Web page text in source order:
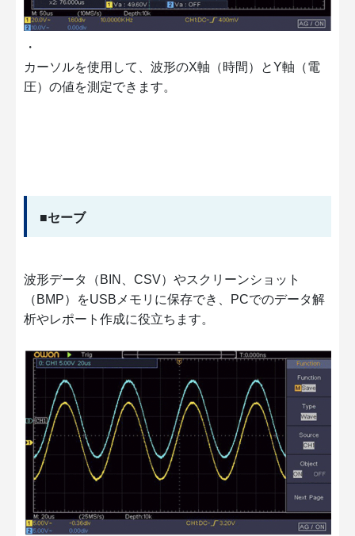
・
カーソルを使用して、波形のX軸（時間）とY軸（電
圧）の値を測定できます。
■セーブ
波形データ（BIN、CSV）やスクリーンショット
（BMP）をUSBメモリに保存でき、PCでのデータ解
析やレポート作成に役立ちます。